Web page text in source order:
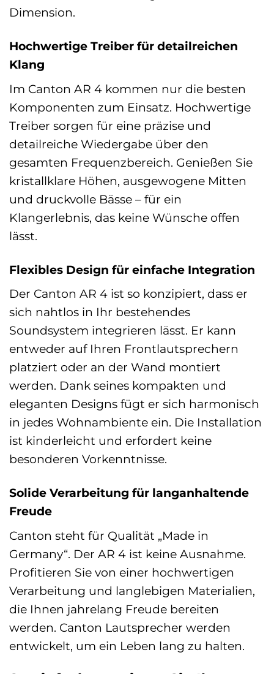
Dimension.
Hochwertige Treiber für detailreichen
Klang
Im Canton AR 4 kommen nur die besten
Komponenten zum Einsatz. Hochwertige
Treiber sorgen für eine präzise und
detailreiche Wiedergabe über den
gesamten Frequenzbereich. Genießen Sie
kristallklare Höhen, ausgewogene Mitten
und druckvolle Bässe – für ein
Klangerlebnis, das keine Wünsche offen
lässt.
Flexibles Design für einfache Integration
Der Canton AR 4 ist so konzipiert, dass er
sich nahtlos in Ihr bestehendes
Soundsystem integrieren lässt. Er kann
entweder auf Ihren Frontlautsprechern
platziert oder an der Wand montiert
werden. Dank seines kompakten und
eleganten Designs fügt er sich harmonisch
in jedes Wohnambiente ein. Die Installation
ist kinderleicht und erfordert keine
besonderen Vorkenntnisse.
Solide Verarbeitung für langanhaltende
Freude
Canton steht für Qualität „Made in
Germany“. Der AR 4 ist keine Ausnahme.
Profitieren Sie von einer hochwertigen
Verarbeitung und langlebigen Materialien,
die Ihnen jahrelang Freude bereiten
werden. Canton Lautsprecher werden
entwickelt, um ein Leben lang zu halten.